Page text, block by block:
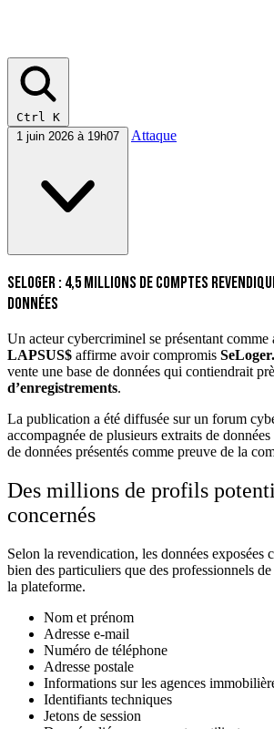
Ctrl K
1 juin 2026 à 19h07
Attaque
SeLoger : 4,5 millions de comptes
données
Un acteur cybercriminel se présentant
LAPSUS$ affirme avoir compromis
vente une base de données qui contiendrait
d’enregistrements.
La publication a été diffusée sur un forum
accompagnée de plusieurs extraits de données
de données présentés comme preuve de la
Des millions de profils
concernés
Selon la revendication, les données exposées
bien des particuliers que des professionnels
la plateforme.
Nom et prénom
Adresse e-mail
Numéro de téléphone
Adresse postale
Informations sur les agences
Identifiants techniques
Jetons de session